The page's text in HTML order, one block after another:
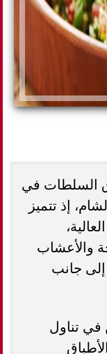
السلطات في
إذ تتميز
والأعشاب
إلى جانب
في تناول